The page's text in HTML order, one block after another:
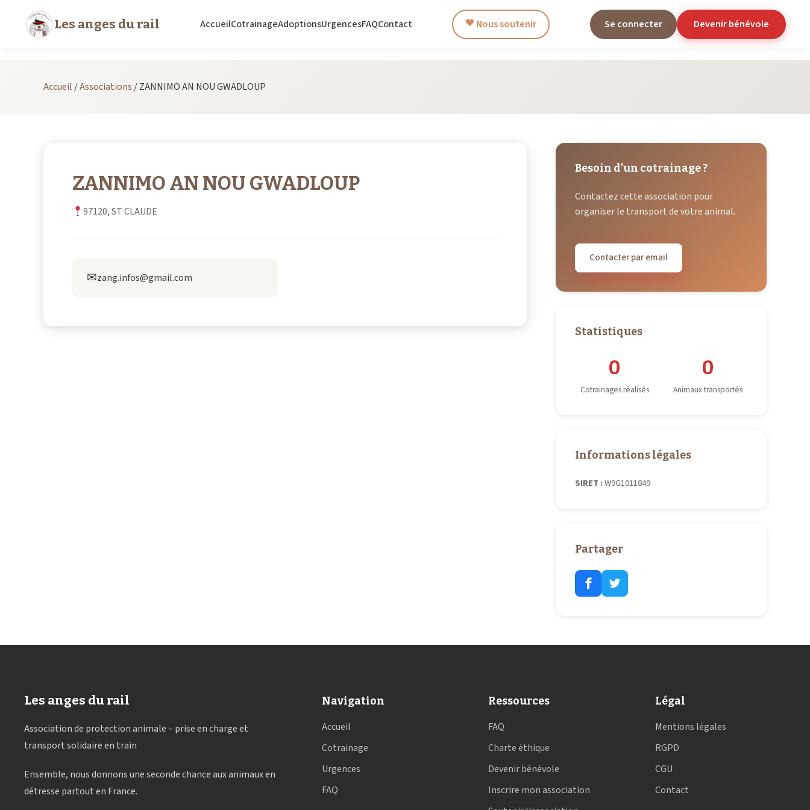
Les anges du rail AccueilCotrainageAdoptionsUrgencesFAQContact Nous soutenir Se connecter Devenir bénévole
Accueil /Associations /ZANNIMO AN NOU GWADLOUP
ZANNIMO AN NOU GWADLOUP
97120, ST CLAUDE
✉zang.infos@gmail.com
Besoin d'un cotrainage ?
Contactez cette association pour
organiser le transport de votre animal.
Contacter par email
Statistiques
0
Cotrainages réalisés
0
Animaux transportés
Informations légales
SIRET :W9G1011849
Partager
Les anges du rail
Association de protection animale – prise en charge et
transport solidaire en train
Ensemble, nous donnons une seconde chance aux animaux en
détresse partout en France.
Navigation
Accueil
Cotrainage
Urgences
FAQ
Ressources
FAQ
Charte éthique
Devenir bénévole
Inscrire mon association
Légal
Mentions légales
RGPD
CGU
Contact